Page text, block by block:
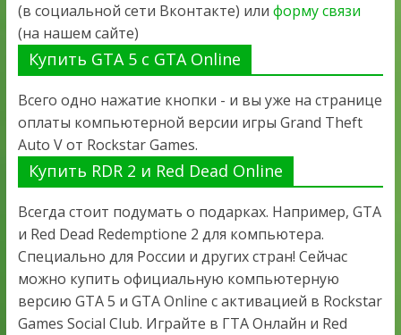
(в социальной сети Вконтакте) или форму связи
(на нашем сайте)
Купить GTA 5 с GTA Online
Всего одно нажатие кнопки - и вы уже на странице
оплаты компьютерной версии игры Grand Theft
Auto V от Rockstar Games.
Купить RDR 2 и Red Dead Online
Всегда стоит подумать о подарках. Например, GTA
и Red Dead Redemptione 2 для компьютера.
Специально для России и других стран! Сейчас
можно купить официальную компьютерную
версию GTA 5 и GTA Online с активацией в Rockstar
Games Social Club. Играйте в ГТА Онлайн и Red